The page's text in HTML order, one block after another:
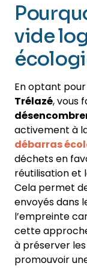
vide
En optant
Trélazé, vous
activement à
débarras
déchets en
réutilisation et
Cela permet
envoyés dans
l’empreinte
cette
à préserver
promouvoir